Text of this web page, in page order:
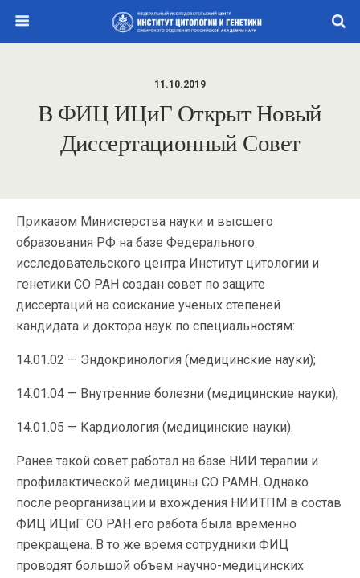
11.10.2019
В ФИЦ ИЦиГ Открыт Новый
Диссертационный Совет
Приказом Министерства науки и высшего
образования РФ на базе Федерального
исследовательского центра Институт цитологии и
генетики СО РАН создан совет по защите
диссертаций на соискание ученых степеней
кандидата и доктора наук по специальностям:
14.01.02 — Эндокринология (медицинские науки);
14.01.04 — Внутренние болезни (медицинские науки);
14.01.05 — Кардиология (медицинские науки).
Ранее такой совет работал на базе НИИ терапии и
профилактической медицины СО РАМН. Однако
после реорганизации и вхождения НИИТПМ в состав
ФИЦ ИЦиГ СО РАН его работа была временно
прекращена. В то же время сотрудники ФИЦ
проводят большой объем научно-медицинских